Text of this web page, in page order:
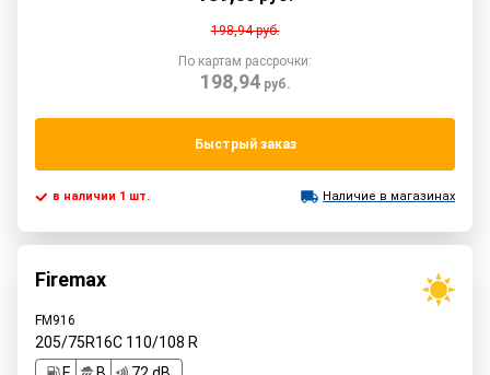
198,94руб.
По картам рассрочки:
198,94руб.
Быстрый заказ
в наличии 1 шт. Наличие в магазинах
Firemax
FM916
205/75R16C 110/108 R